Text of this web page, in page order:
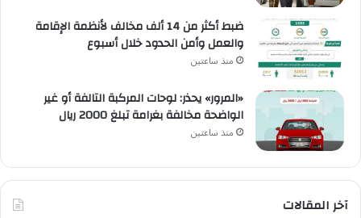
ضبط أكثر من 14 ألف مخالف لأنظمة الإقامة
والعمل وأمن الحدود خلال أسبوع
منذ ساعتين
«المرور» يحذر: لوحات المركبة التالفة أو غير
الواضحة مخالفة بغرامة تبلغ 2000 ريال
منذ ساعتين
آخر المقالات